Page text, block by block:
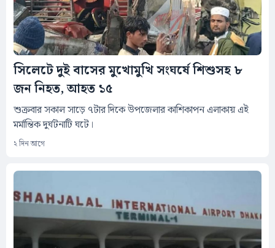
সিলেটে দুই বাসের মুখোমুখি সংঘর্ষে শিশুসহ ৮
জন নিহত, আহত ১৫
শুক্রবার সকাল সাড়ে ৭টার দিকে উপজেলার কাশিকাপন এলাকায় এই
মর্মান্তিক দুর্ঘটনাটি ঘটে।
২ দিন আগে